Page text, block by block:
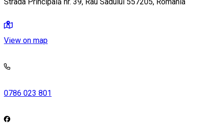
View on map
0786 023 801